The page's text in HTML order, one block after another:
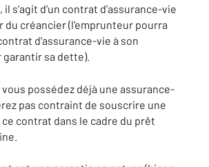
s’agit d’un contrat d’assurance-vie
du créancier (l’emprunteur pourra
d’assurance-vie à son
sa dette).
vous possédez déjà une assurance-
pas contraint de souscrire une
contrat dans le cadre du prêt